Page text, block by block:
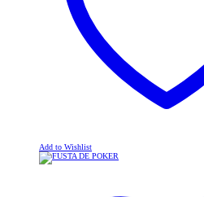
Add to Wishlist